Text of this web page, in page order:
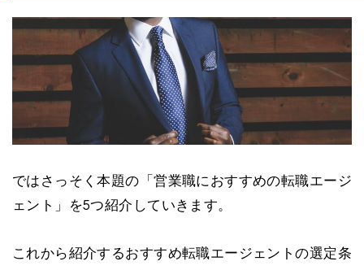
ではさっそく本題の「営業職におすすめの転職エージ
ェント」を5つ紹介していきます。
これから紹介するおすすめ転職エージェントの選定条